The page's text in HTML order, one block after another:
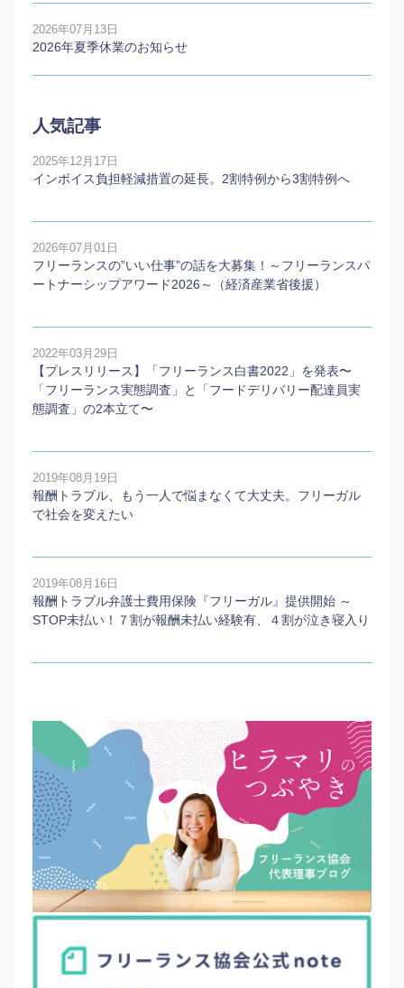
2026年07月13日
2026年夏季休業のお知らせ
人気記事
2025年12月17日
インボイス負担軽減措置の延長。2割特例から3割特例へ
2026年07月01日
フリーランスの”いい仕事”の話を大募集！～フリーランスパ
ートナーシップアワード2026～（経済産業省後援）
2022年03月29日
【プレスリリース】「フリーランス白書2022」を発表〜
「フリーランス実態調査」と「フードデリバリー配達員実
態調査」の2本⽴て〜
2019年08月19日
報酬トラブル、もう一人で悩まなくて大丈夫。フリーガル
で社会を変えたい
2019年08月16日
報酬トラブル弁護士費用保険『フリーガル』提供開始 ～
STOP未払い！７割が報酬未払い経験有、４割が泣き寝入り